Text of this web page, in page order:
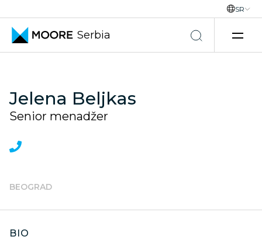
SR
Serbia
Jelena Beljkas
Senior menadžer
BEOGRAD
BIO